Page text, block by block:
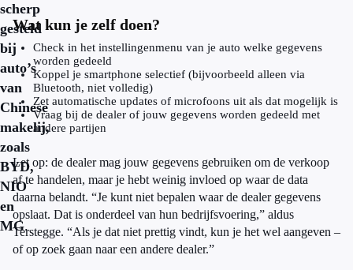
scherp
gesteld
bij
auto’s
van
Chinese
makelij,
zoals
BYD,
NIO
en
MG.
Wat kun je zelf doen?
Check in het instellingenmenu van je auto welke gegevens
worden gedeeld
Koppel je smartphone selectief (bijvoorbeeld alleen via
Bluetooth, niet volledig)
Zet automatische updates of microfoons uit als dat mogelijk is
Vraag bij de dealer of jouw gegevens worden gedeeld met
andere partijen
Let op: de dealer mag jouw gegevens gebruiken om de verkoop
af te handelen, maar je hebt weinig invloed op waar de data
daarna belandt. “Je kunt niet bepalen waar de dealer gegevens
opslaat. Dat is onderdeel van hun bedrijfsvoering,” aldus
Terstegge. “Als je dat niet prettig vindt, kun je het wel aangeven –
of op zoek gaan naar een andere dealer.”